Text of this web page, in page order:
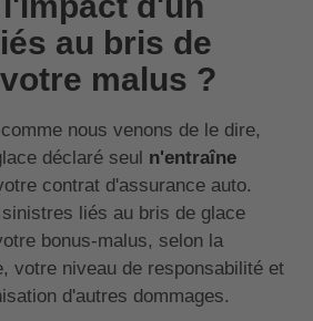
au bris de
malus ?
nous venons de le dire,
déclaré seul n'entraîne
contrat d'assurance auto.
liés au bris de glace
bonus-malus, selon la
votre niveau de responsabilité et
d'autres dommages.